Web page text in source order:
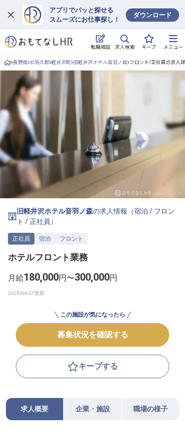
アプリでパッと探せる
スムーズにお仕事探し！
ダウンロード
転職相談 求人検索 キープ メニュー
ログイン
求人・施設を探す
キープした求人
就職・転職 合同説明会
おもてなしHRについて
ご利用の流れ
よくある質問
ホテル・宿泊業界情報コラム
無料 転職サポートに申し込む
採用をお考えの企業様へ
長野県 北佐久郡 軽井沢町 旧軽井沢ホテル音羽ノ森 フロント/正社員の求人詳
旧軽井沢ホテル音羽ノ森の求人情報（宿泊 / フロン
ト /正社員 ）
正社員 宿泊 フロント
ホテルフロント業務
月給180,000円〜300,000円
この施設が気になったら
募集状況を確認する
キープする
求人概要 企業・施設 職場の様子